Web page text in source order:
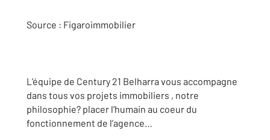
Source : Figaroimmobilier
L’équipe de Century 21 Belharra vous accompagne
dans tous vos projets immobiliers , notre
philosophie? placer l’humain au coeur du
fonctionnement de l’agence…